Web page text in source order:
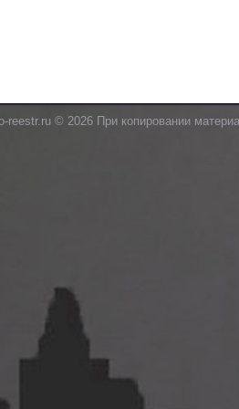
reestr.ru © 2026 При копировании